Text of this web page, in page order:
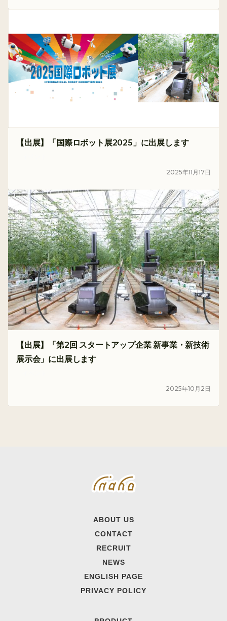
【出展】「国際ロボット展2025」に出展します
2025年11 月17日
【出展】「第2回 スタートアップ企業 新事業・新技術
展示会」に出展します
2025年10 月 2 日
ABOUT US
CONTACT
RECRUIT
NEWS
ENGLISH PAGE
PRIVACY POLICY